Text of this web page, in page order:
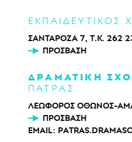
ΕΚΠΑΙΔΕΥΤΙΚΟΣ
ΣΑΝΤΑΡΟΖΑ 7, Τ.Κ. 262
ΠΡΌΣΒΑΣΗ
ΔΡΑΜΑΤΙΚΗ
ΠΑΤΡΑΣ
ΛΕΩΦΟΡΟΣ ΟΘΩΝΟΣ-
ΠΡΌΣΒΑΣΗ
EMAIL: